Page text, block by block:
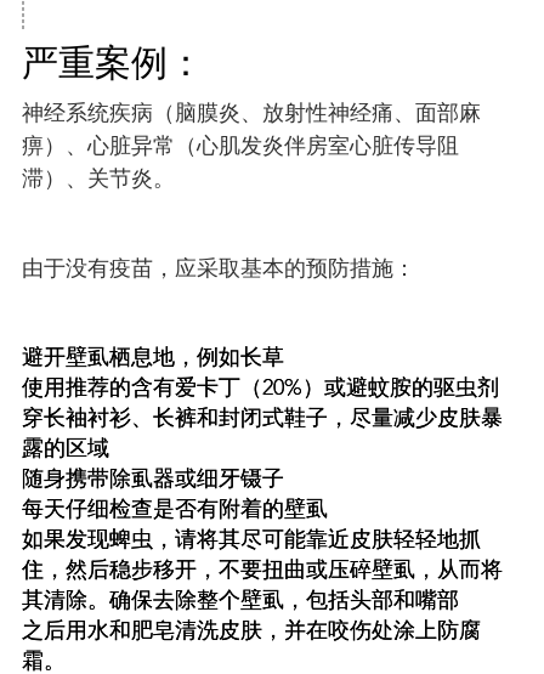
严重案例：
神经系统疾病（脑膜炎、放射性神经痛、面部麻
痹）、心脏异常（心肌发炎伴房室心脏传导阻
滞）、关节炎。
由于没有疫苗，应采取基本的预防措施：
避开壁虱栖息地，例如长草
使用推荐的含有爱卡丁（20%）或避蚊胺的驱虫剂
穿长袖衬衫、长裤和封闭式鞋子，尽量减少皮肤暴
露的区域
随身携带除虱器或细牙镊子
每天仔细检查是否有附着的壁虱
如果发现蜱虫，请将其尽可能靠近皮肤轻轻地抓
住，然后稳步移开，不要扭曲或压碎壁虱，从而将
其清除。确保去除整个壁虱，包括头部和嘴部
之后用水和肥皂清洗皮肤，并在咬伤处涂上防腐
霜。